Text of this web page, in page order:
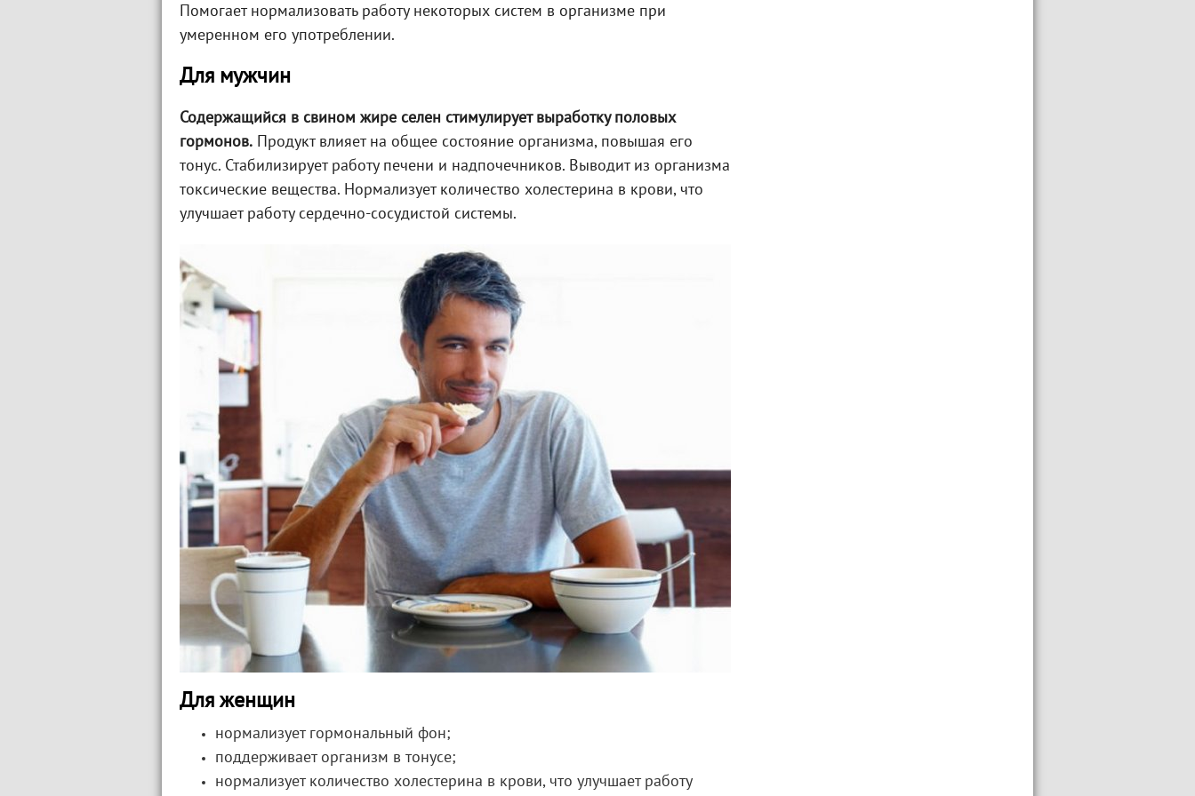
Помогает нормализовать работу некоторых систем в организме при
умеренном его употреблении.
Для мужчин
Содержащийся в свином жире селен стимулирует выработку половых
гормонов. Продукт влияет на общее состояние организма, повышая его
тонус. Стабилизирует работу печени и надпочечников. Выводит из организма
токсические вещества. Нормализует количество холестерина в крови, что
улучшает работу сердечно-сосудистой системы.
Для женщин
нормализует гормональный фон;
поддерживает организм в тонусе;
нормализует количество холестерина в крови, что улучшает работу